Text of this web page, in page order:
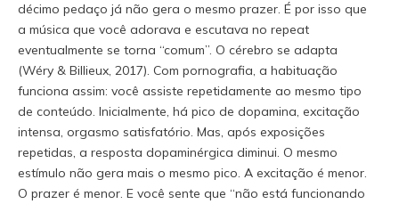
décimo pedaço já não gera o mesmo prazer. É por isso que
a música que você adorava e escutava no repeat
eventualmente se torna “comum”. O cérebro se adapta
(Wéry & Billieux, 2017). Com pornografia, a habituação
funciona assim: você assiste repetidamente ao mesmo tipo
de conteúdo. Inicialmente, há pico de dopamina, excitação
intensa, orgasmo satisfatório. Mas, após exposições
repetidas, a resposta dopaminérgica diminui. O mesmo
estímulo não gera mais o mesmo pico. A excitação é menor.
O prazer é menor. E você sente que “não está funcionando